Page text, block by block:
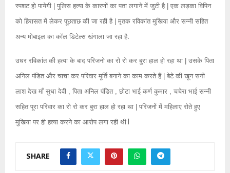
स्पशट हो पायेगी | पुलिस हत्या के कारणों का पता लगाने में जुटी है | एक लड़का विपिन
को हिरासत में लेकर पूछताछ की जा रही है | मृतक रविकांत मुखिया और सन्नी सहित
अन्य मोबाइल का कॉल डिटेल्स खंगाला जा रहा है.
उधर रविकांत की हत्या के बाद परिजनो का रो रो कर बुरा हाल हो रहा था | उसके पिता
अनिल पंडित और चाचा कर परिवार मूर्ति बनाने का काम करते हैं | बेटे की खून सनी
लाश देख माँ सुधा देवी , पिता अनिल पंडित , छोटा भाई कर्ण कुमार , चचेरा भाई सन्नी
सहित पूरा परिवार का रो रो कर बुरा हाल हो रहा था | परिजनों में महिलाए रोते हुए
मुखिया पर ही हत्या करने का आरोप लगा रही थी ।
SHARE